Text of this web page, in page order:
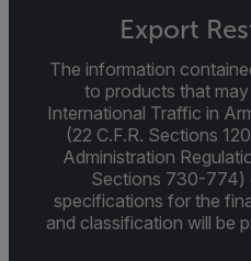
Export
The information
to products that
International Traffic in
(22 C.F.R. Sections
Administration
Sections 730-774)
specifications for the
and classification will be